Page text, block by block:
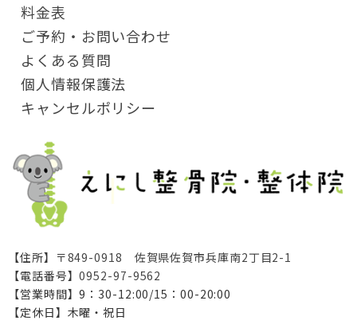
料金表
ご予約・お問い合わせ
よくある質問
個人情報保護法
キャンセルポリシー
【住所】 〒849-0918 佐賀県佐賀市兵庫南2丁目2-1
【電話番号】0952-97-9562
【営業時間】9：30-12:00/15：00-20:00
【定休日】木曜・祝日